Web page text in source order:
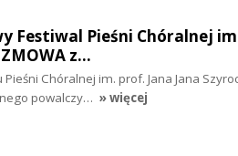
Festiwal Pieśni Chóralnej
z…
Chóralnej im. prof. Jana Jana
powalczy… » więcej